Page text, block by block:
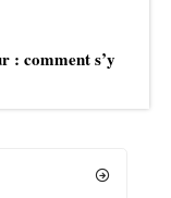
: comment s’y